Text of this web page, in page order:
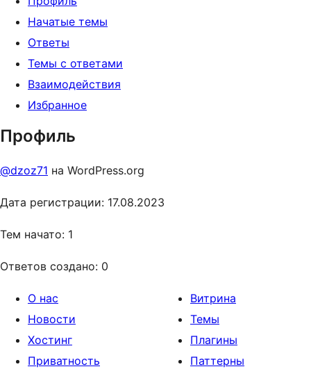
Начатые темы
Ответы
Темы с ответами
Взаимодействия
Избранное
Профиль
@dzoz71 на WordPress.org
Дата регистрации: 17.08.2023
Тем начато: 1
Ответов создано: 0
О нас
Новости
Хостинг
Приватность
Витрина
Темы
Плагины
Паттерны